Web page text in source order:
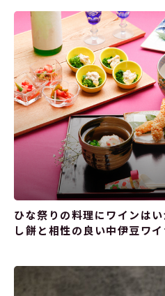
ひな祭りの料理にワインは
し餅と相性の良い中伊豆ワ